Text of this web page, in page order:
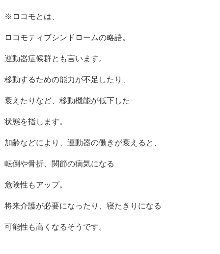
※ロコモとは、
ロコモティブシンドロームの略語。
運動器症候群とも言います。
移動するための能力が不足したり、
衰えたりなど、移動機能が低下した
状態を指します。
加齢などにより、運動器の働きが衰えると、
転倒や骨折、関節の病気になる
危険性もアップ。
将来介護が必要になったり、寝たきりになる
可能性も高くなるそうです。